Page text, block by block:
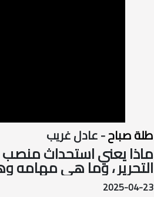
طلة صباح- عادل غريب
ماذا يعني استحداث منصب
التحرير ، وما هي مهامه وهل هذا سيكون تمهد لخلافة الرئيس ؟
2025-04-23